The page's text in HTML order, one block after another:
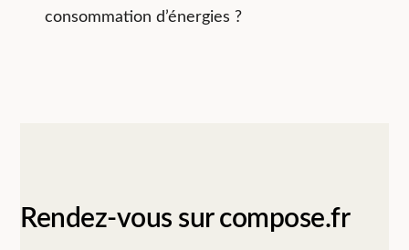
consommation d’énergies ?
Rendez-vous sur compose.fr